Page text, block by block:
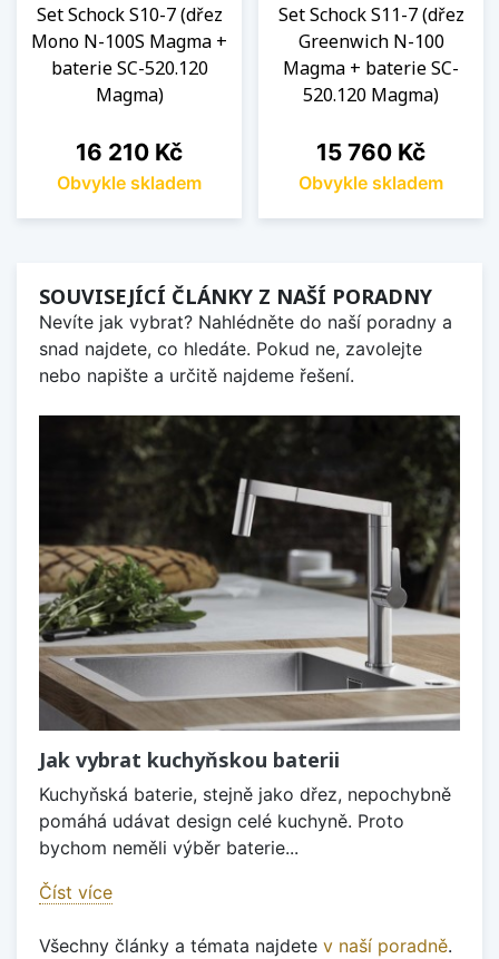
Set Schock S10-7 (dřez
Mono N-100S Magma +
baterie SC-520.120
Magma)
Cena
16 210 Kč
Obvykle skladem
Set Schock S11-7 (dřez
Greenwich N-100
Magma + baterie SC-
520.120 Magma)
Cena
15 760 Kč
Obvykle skladem
SOUVISEJÍCÍ ČLÁNKY Z NAŠÍ PORADNY
Nevíte jak vybrat? Nahlédněte do naší poradny a
snad najdete, co hledáte. Pokud ne, zavolejte
nebo napište a určitě najdeme řešení.
Jak vybrat kuchyňskou baterii
Kuchyňská baterie, stejně jako dřez, nepochybně
pomáhá udávat design celé kuchyně. Proto
bychom neměli výběr baterie...
Číst více
Všechny články a témata najdete v naší poradně.